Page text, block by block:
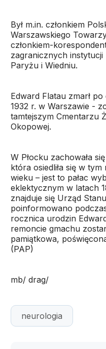
Był m.in. członkiem
Warszawskiego
członkiem-
zagranicznych
Paryżu i Wiedniu.
Edward Flatau zmarł
1932 r. w Warszawie -
tamtejszym Cmentarzu
Okopowej.
W Płocku zachowała
która osiedliła się w
wieku – jest to pałac
eklektycznym w latach
znajduje się Urząd
poinformowano
rocznica urodzin
remoncie gmachu
pamiątkowa,
(PAP)
mb/ drag/
neurologia